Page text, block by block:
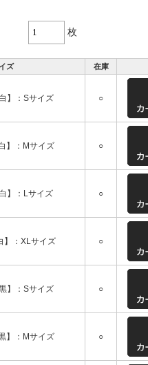
枚
ズ 在庫
】：Sサイズ ○
】：Mサイズ ○
】：Lサイズ ○
】：XLサイズ ○
】：Sサイズ ○
】：Mサイズ ○